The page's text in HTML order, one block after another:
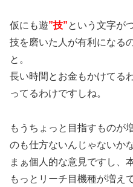
仮にも遊”技”という文字が
技を磨いた人が有利になる
と。
長い時間とお金もかけてる
ってるわけですしね。
もうちょっと目指すものが
のも仕方ないんじゃないか
まぁ個人的な意見ですし、
もっとリーチ目機種が増え